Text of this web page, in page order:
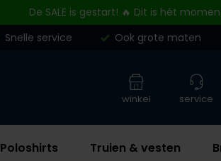
De SALE is gestart! 🔥 Dit is hét
Snelle service Ook grote maten
Poloshirts Truien & vesten
winkel service